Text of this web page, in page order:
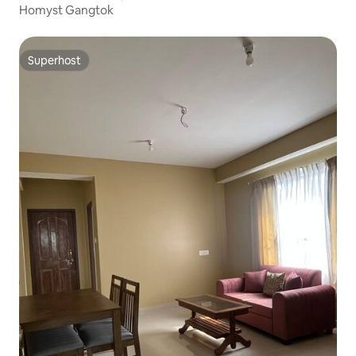
Homyst Gangtok
Superhost
Superhost